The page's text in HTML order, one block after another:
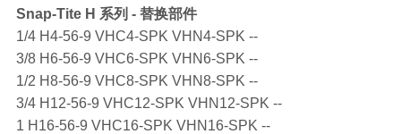
Snap-Tite H 系列 - 替换部件
1/4 H4-56-9 VHC4-SPK VHN4-SPK --
3/8 H6-56-9 VHC6-SPK VHN6-SPK --
1/2 H8-56-9 VHC8-SPK VHN8-SPK --
3/4 H12-56-9 VHC12-SPK VHN12-SPK --
1 H16-56-9 VHC16-SPK VHN16-SPK --